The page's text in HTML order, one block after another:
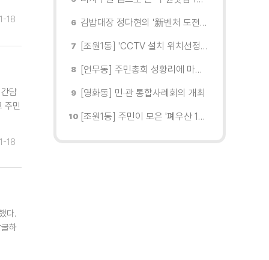
18
담
주민
18
다.
하
김밥대장 정다현의 '新벤처 도전이야기'
[조원1동] 'CCTV 설치 위치선정협의회' 회의 개최
[연무동] 주민총회 성황리에 마무리
[영화동] 민·관 통합사례회의 개최
[조원1동] 주민이 모은 '폐우산 100개' 수원여대에 1차 전달